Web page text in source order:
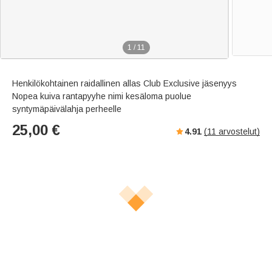
1 / 11
Henkilökohtainen raidallinen allas Club Exclusive jäsenyys
Nopea kuiva rantapyyhe nimi kesäloma puolue
syntymäpäivälahja perheelle
25,00 € 4.91 (11 arvostelut)